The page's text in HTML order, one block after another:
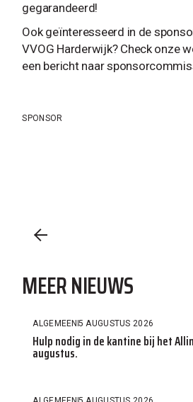
gegarandeerd!
Ook geïnteresseerd in de
VVOG Harderwijk? Check onze
een bericht naar
SPONSOR
MEER NIEUWS
ALGEMEEN5 AUGUSTUS 2026
Hulp nodig in de kantine bij het
augustus.